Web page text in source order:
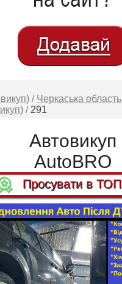
) / Черкаська область
) / 291
Автовикуп
AutoBRO
Просувати в ТОП